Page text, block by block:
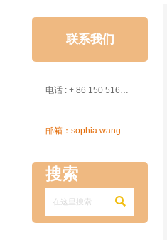
联系我们
电话 : + 86 150 5162 5639

搜索
